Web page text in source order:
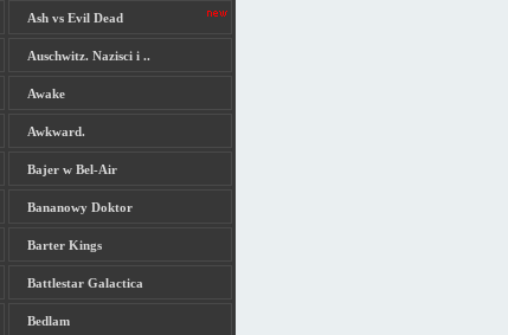
Ash vs Evil Dead
Auschwitz. Nazisci i ..
Awake
Awkward.
Bajer w Bel-Air
Bananowy Doktor
Barter Kings
Battlestar Galactica
Bedlam